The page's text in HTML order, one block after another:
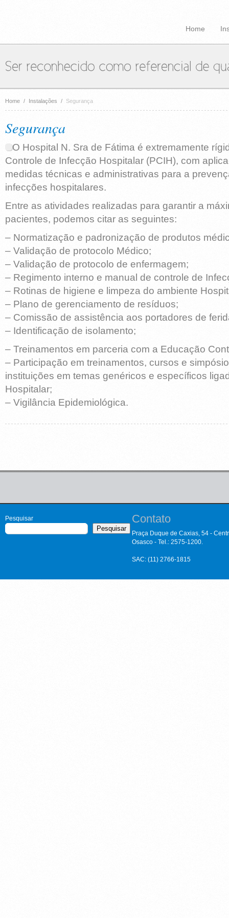
Home
Home / Instalações / Segurança
Segurança
O Hospital N. Sra de Fátima é extremamente
Controle de Infecção Hospitalar (PCIH), com
medidas técnicas e administrativas para a
infecções hospitalares.
Entre as atividades realizadas para garantir a
pacientes, podemos citar as seguintes:
– Normatização e padronização de produtos
– Validação de protocolo Médico;
– Validação de protocolo de enfermagem;
– Regimento interno e manual de controle de
– Rotinas de higiene e limpeza do ambiente
– Plano de gerenciamento de resíduos;
– Comissão de assistência aos portadores de
– Identificação de isolamento;
– Treinamentos em parceria com a Educação
– Participação em treinamentos, cursos e
instituições em temas genéricos e específicos
Hospitalar;
– Vigilância Epidemiológica.
Pesquisar
Pesquisar
Contato
Praça Duque de Caxias, 54 -
Osasco - Tel.: 2575-1200.
SAC: (11) 2766-1815